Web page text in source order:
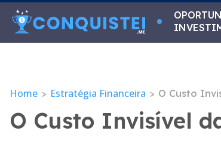
Home > Estratégia Financeira > O Custo
O Custo Invisível